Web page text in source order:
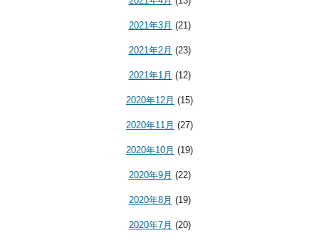
2021年3月 (21)
2021年2月 (23)
2021年1月 (12)
2020年12月 (15)
2020年11月 (27)
2020年10月 (19)
2020年9月 (22)
2020年8月 (19)
2020年7月 (20)